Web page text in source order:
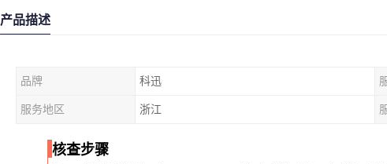
产品描述
品牌 科迅
服务地区 浙江
核查步骤